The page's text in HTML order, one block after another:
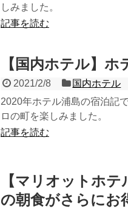
しみました。
記事を読む
【国内ホテル】
2021/2/8
国内ホテル
2020年ホテル浦島の宿泊記
ロの町を楽しみました。
記事を読む
【マリオットホ
の朝食がさらにお